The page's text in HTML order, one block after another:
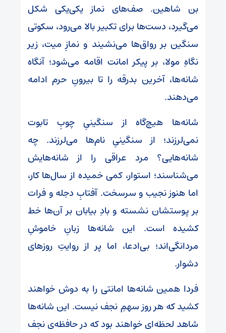
بن شاهین. صف‌های نماز یکی‌یکی شکل
می‌گیرد، دست‌ها برای تکبیر بالا می‌رود، سکوتی
سنگین بر رواق‌ها می‌نشیند و نمازِ میت، زیر
نگاهِ مولا، بر پیکر امانت اقامه می‌شود؛ آنگاه
شانه‌ها، آخرین بدرقه را تا بیرونِ حرم ادامه
می‌دهند.
شانه‌ها هیچ‌گاه از سنگینیِ چوبِ تابوت
نمی‌لرزند؛ از سنگینیِ نام‌ها می‌لرزند. چه
شانه‌هایی؟ مرد عراقی را از شانه‌هایش
می‌شناسند؛ استوار، کمی خمیده از سال‌ها کار،
اما هنوز نجیب و سرسخت. آفتابِ دجله و فرات
بر پوستشان نشسته و بادِ بیابان بر آن‌ها خط
کشیده است. این شانه‌ها زبانِ خاموشِ
مردانگی‌اند؛ بی‌ادعا، اما پر از روایتِ روزهای
دشوار.
فردا همین شانه‌ها امانتی را به دوش خواهند
کشید که هر روز سهمِ نجف نیست. این شانه‌ها
شاهد لحظه‌ای خواهند بود که در حافظه‌ی نجف